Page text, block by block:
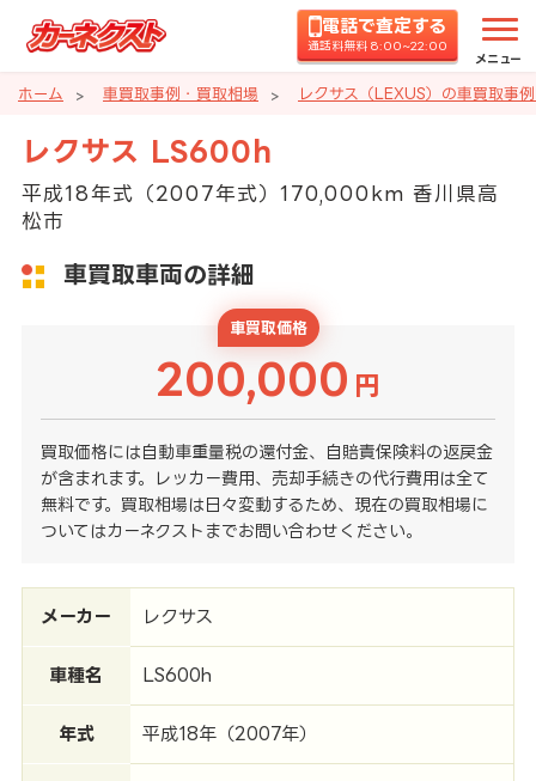
電話で査定する
通話料無料 8:00~22:00
メニュー
ホーム 車買取事例・買取相場 レクサス（LEXUS）の車買取事
レクサス LS600h
平成18年式（2007年式）170,000km 香川県高
松市
車買取車両の詳細
車買取価格
200,000 円
買取価格には自動車重量税の還付金、自賠責保険料の返戻金
が含まれます。レッカー費用、売却手続きの代行費用は全て
無料です。買取相場は日々変動するため、現在の買取相場に
ついてはカーネクストまでお問い合わせください。
メーカー レクサス
車種名 LS600h
年式 平成18年（2007年）